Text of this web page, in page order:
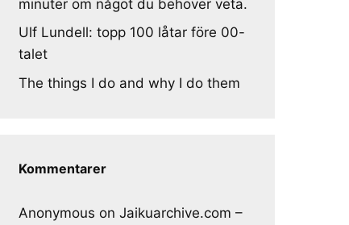
minuter om något du behöver veta.
Ulf Lundell: topp 100 låtar före 00-
talet
The things I do and why I do them
Kommentarer
Anonymous on Jaikuarchive.com –